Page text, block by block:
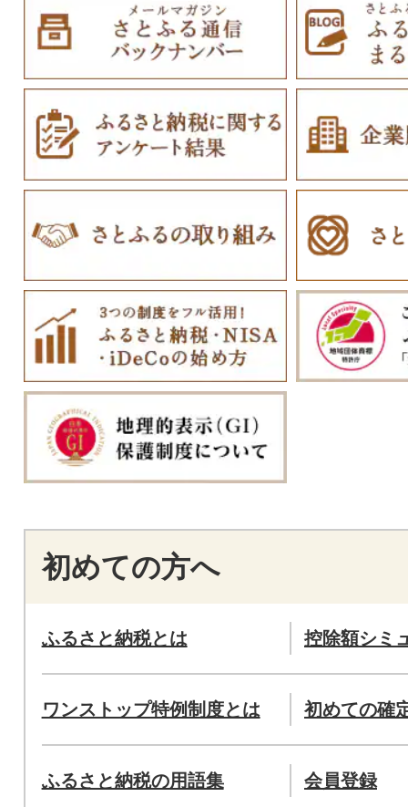
初めての方へ
ふるさと納税とは 控除額シミ
ワンストップ特例制度とは 初めての確
ふるさと納税の用語集 会員登録